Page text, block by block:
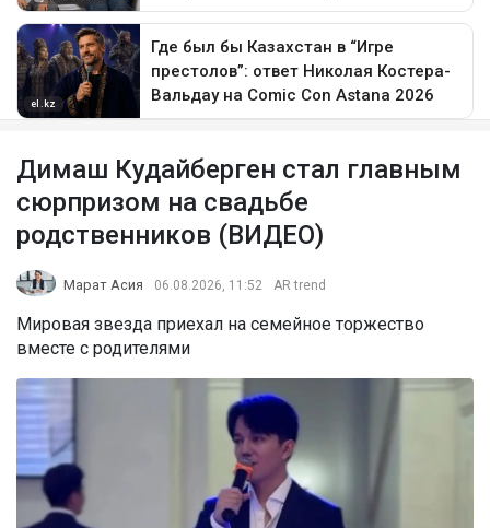
Димаш Кудайберген стал главным
сюрпризом на свадьбе
родственников (ВИДЕО)
Марат Асия 06.08.2026, 11:52 AR trend
Мировая звезда приехал на семейное торжество
вместе с родителями